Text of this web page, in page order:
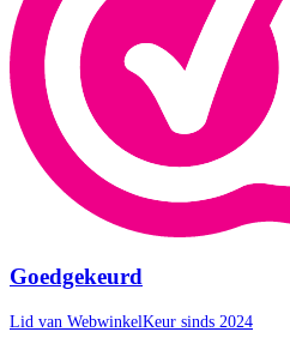
Goedgekeurd
Lid van WebwinkelKeur sinds 2024